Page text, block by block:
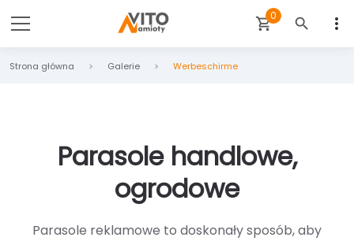
shopping_cart0 search more_vert
Strona główna Galerie Werbeschirme
Parasole handlowe,
ogrodowe
Parasole reklamowe to doskonały sposób, aby